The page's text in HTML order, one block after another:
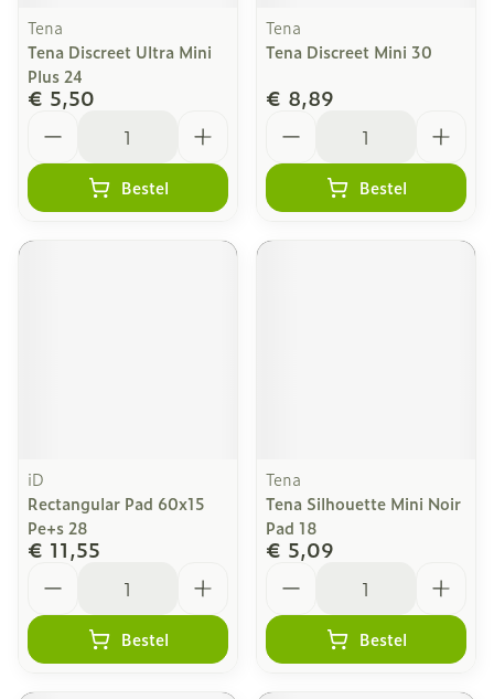
Tena
Tena Discreet Ultra Mini
Plus 24
€ 5,50
Bestel
Tena
Tena Discreet Mini 30
€ 8,89
Bestel
iD
Rectangular Pad 60x15
Pe+s 28
€ 11,55
Bestel
Tena
Tena Silhouette Mini Noir
Pad 18
€ 5,09
Bestel